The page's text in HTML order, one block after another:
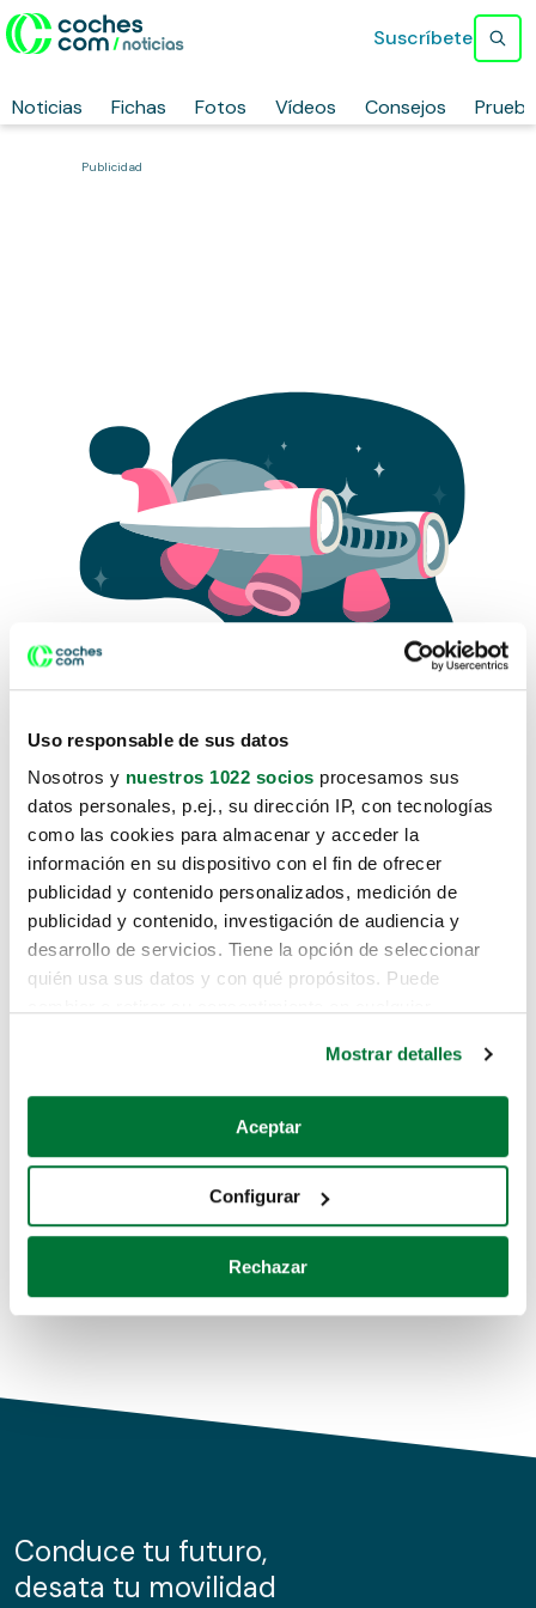
Uso responsable de sus datos
Nosotros y nuestros 1022 socios procesamos sus
datos personales, p.ej., su dirección IP, con tecnologías
como las cookies para almacenar y acceder la
información en su dispositivo con el fin de ofrecer
publicidad y contenido personalizados, medición de
publicidad y contenido, investigación de audiencia y
desarrollo de servicios. Tiene la opción de seleccionar
quién usa sus datos y con qué propósitos. Puede
Si lo permite, también quisiéramos:
Recopilar información sobre su ubicación geográfica
Identificar su dispositivo analizándolo activamente
para buscar características específicas (huellas
Obtenga más información sobre cómo se procesan sus
de cookies.
información sobre el uso que haga del sitio web con
nuestros partners de redes sociales, publicidad y análisis
Mostrar detalles
Aceptar
Configurar
Rechazar
Noticias Fichas Fotos Vídeos Consejos
Suscríbete
Publicidad
Lo sentimos, no sabemos como
te hemos traido hasta aquí.
Pero puedes encontrar el coche que estás
buscando en alguno de estos enlaces:
Coches de segunda mano
Coches de km0
Conduce tu futuro,
desata tu movilidad